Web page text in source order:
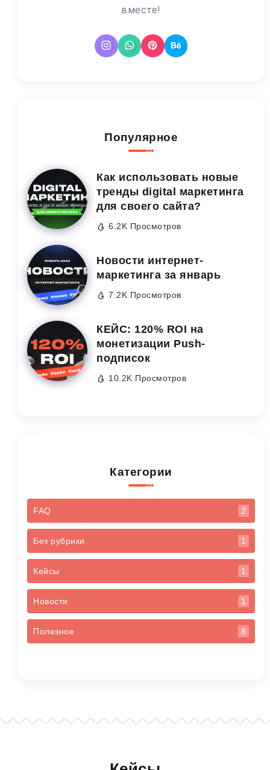
вместе!
Популярное
Как использовать новые
тренды digital маркетинга
для своего сайта?
6.2K Просмотров
Новости интернет-
маркетинга за январь
7.2K Просмотров
КЕЙС: 120% ROI на
монетизации Push-
подписок
10.2K Просмотров
Категории
FAQ 2
Без рубрики 1
Кейсы 1
Новости 1
Полезное 8